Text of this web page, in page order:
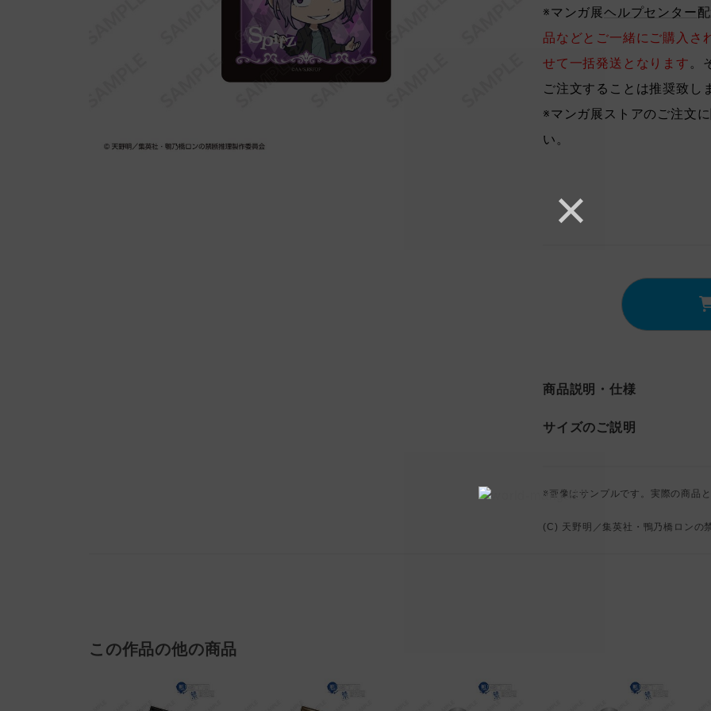
※マンガ展ヘルプセンター
品などとご一緒にご購入さ
せて一括発送となります 。
ご注文することは推奨致し
※マンガ展ストアのご注文
い。
商品説明・仕様
サイズのご説明
※画像はサンプルです。実際の商品
(C) 天野明／集英社・鴨乃橋ロンの
この作品の他の商品